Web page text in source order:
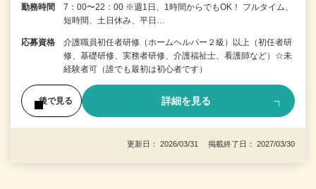
勤務時間
7：00〜22：00 ※週1日、1時間からでもOK！ フルタイム、
短時間、土日休み、平日…
応募資格
介護職員初任者研修（ホームヘルパー２級）以上（初任者研
修、基礎研修、実務者研修、介護福祉士、看護師など）☆未
経験者可（誰でも最初は初心者です）
後で見る 詳細を見る
更新日： 2026/03/31 掲載終了日： 2027/03/30